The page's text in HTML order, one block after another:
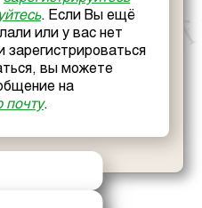
. Если Вы ещё
или у вас нет
зарегистрироваться
вы можете
на
почту.